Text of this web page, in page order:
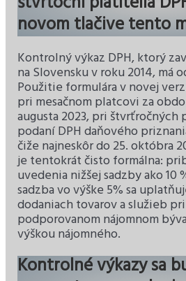
novom tlačive tento
Kontrolný výkaz DPH, ktorý
na Slovensku v roku 2014, má
Použitie formulára v novej
pri mesačnom platcovi za
augusta 2023, pri štvrťročných
podaní DPH daňového
čiže najneskôr do 25. októbra
je tentokrát čisto formálna:
uvedenia nižšej sadzby ako 10
sadzba vo výške 5% sa
dodaniach tovarov a služieb
podporovanom nájomnom
výškou nájomného.
Kontrolné výkazy sa